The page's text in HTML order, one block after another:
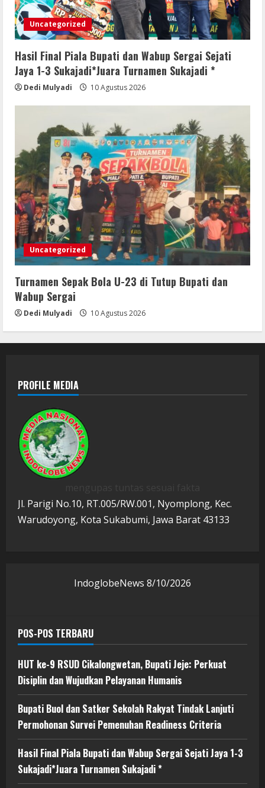
Uncategorized
Hasil Final Piala Bupati dan Wabup Sergai Sejati
Jaya 1-3 Sukajadi*Juara Turnamen Sukajadi *
Dedi Mulyadi 10 Agustus 2026
Uncategorized
Turnamen Sepak Bola U-23 di Tutup Bupati dan
Wabup Sergai
Dedi Mulyadi 10 Agustus 2026
PROFILE MEDIA
Jl. Parigi No.10, RT.005/RW.001, Nyomplong, Kec.
Warudoyong, Kota Sukabumi, Jawa Barat 43133
IndoglobeNews 8/10/2026
POS-POS TERBARU
HUT ke-9 RSUD Cikalongwetan, Bupati Jeje: Perkuat
Disiplin dan Wujudkan Pelayanan Humanis
Bupati Buol dan Satker Sekolah Rakyat Tindak Lanjuti
Permohonan Survei Pemenuhan Readiness Criteria
Hasil Final Piala Bupati dan Wabup Sergai Sejati Jaya 1-3
Sukajadi*Juara Turnamen Sukajadi *